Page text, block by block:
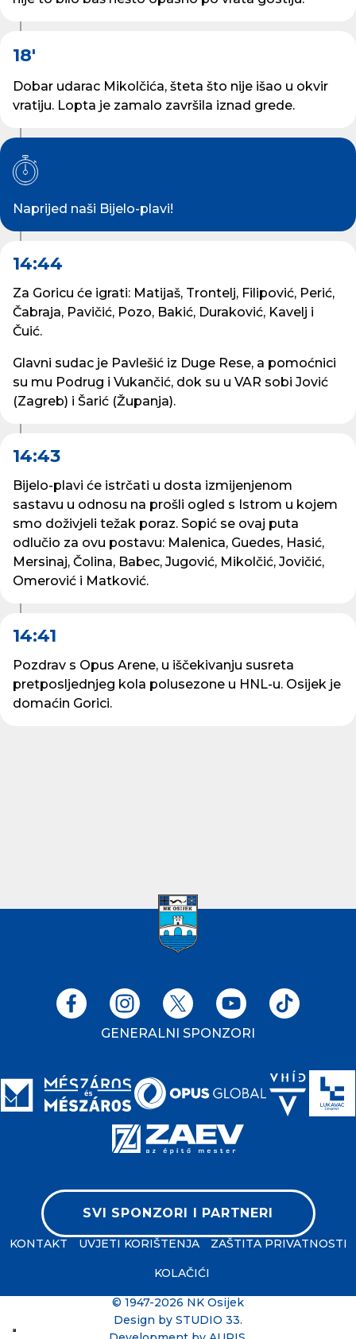
18'
Dobar udarac Mikolčića, šteta što nije išao u okvir
vratiju. Lopta je zamalo završila iznad grede.
Naprijed naši Bijelo-plavi!
14:44
Za Goricu će igrati: Matijaš, Trontelj, Filipović, Perić,
Čabraja, Pavičić, Pozo, Bakić, Duraković, Kavelj i
Čuić.
Glavni sudac je Pavlešić iz Duge Rese, a pomoćnici
su mu Podrug i Vukančić, dok su u VAR sobi Jović
(Zagreb) i Šarić (Županja).
14:43
Bijelo-plavi će istrčati u dosta izmijenjenom
sastavu u odnosu na prošli ogled s Istrom u kojem
smo doživjeli težak poraz. Sopić se ovaj puta
odlučio za ovu postavu: Malenica, Guedes, Hasić,
Mersinaj, Čolina, Babec, Jugović, Mikolčić, Jovičić,
Omerović i Matković.
14:41
Pozdrav s Opus Arene, u iščekivanju susreta
pretposljednjeg kola polusezone u HNL-u. Osijek je
domaćin Gorici.
GENERALNI SPONZORI
SVI SPONZORI I PARTNERI
KONTAKT UVJETI KORIŠTENJA ZAŠTITA PRIVATNOSTI
KOLAČIĆI
© 1947-2026 NK Osijek
Design by STUDIO 33.